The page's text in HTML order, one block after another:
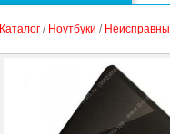
Каталог / Ноутбуки /